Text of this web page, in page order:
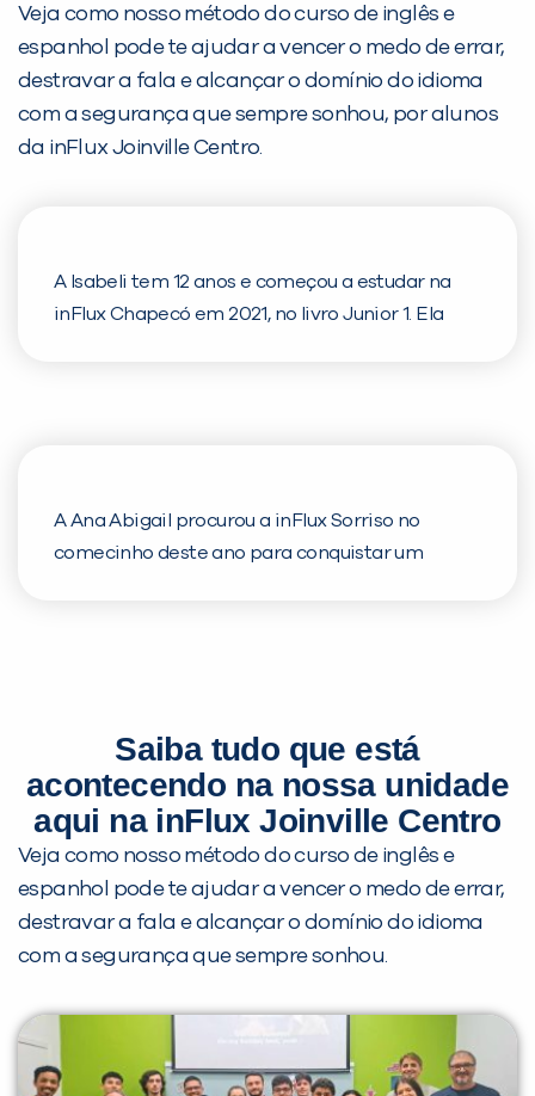
Veja como nosso método do curso de inglês e
espanhol pode te ajudar a vencer o medo de errar,
destravar a fala e alcançar o domínio do idioma
com a segurança que sempre sonhou, por alunos
da inFlux Joinville Centro.
A Isabeli tem 12 anos e começou a estudar na
inFlux Chapecó em 2021, no livro Junior 1. Ela
A Ana Abigail procurou a inFlux Sorriso no
comecinho deste ano para conquistar um
que, graças ao nosso método exclusivo, ela tem
aprendido muito e hoje já assiste filmes sem
legenda. 🥰 E se você também quer dominar o
inglês em menos tempo, venha para a inFlux e
mude a sua história com a gente!
Saiba tudo que está
acontecendo na nossa unidade
aqui na inFlux Joinville Centro
Veja como nosso método do curso de inglês e
espanhol pode te ajudar a vencer o medo de errar,
destravar a fala e alcançar o domínio do idioma
com a segurança que sempre sonhou.